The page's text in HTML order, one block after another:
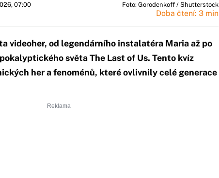
07:00 Foto: Gorodenkoff / Shutterstock
Doba čtení: 3 min
videoher, od legendárního instalatéra Maria až po
světa The Last of Us. Tento kvíz
her a fenoménů, které ovlivnily celé generace